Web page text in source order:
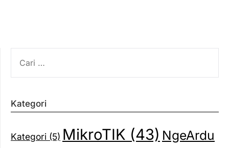
UNTUK:
Kategori
Kategori (5) MikroTIK (43) NgeArdu